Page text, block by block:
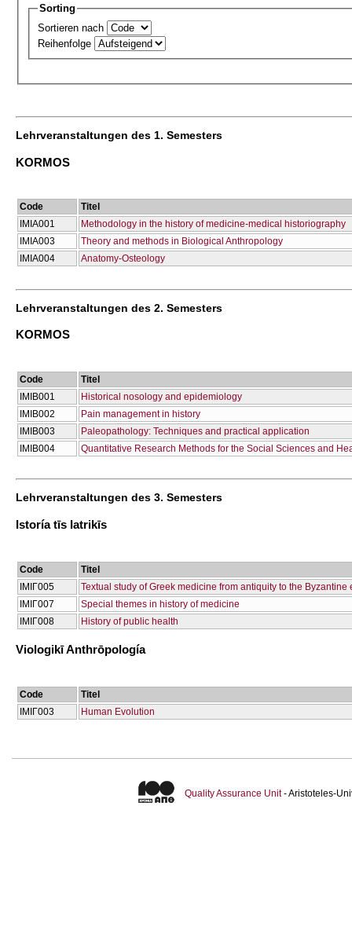
Sorting
Sortieren nach
Reihenfolge
Lehrveranstaltungen des 1. Semesters
KORMOS
Code
Titel
ΙΜΙΑ001
Methodology in the history of medicine-medical historiography
ΙΜΙΑ003
Theory and methods in Biological Anthropology
ΙΜΙΑ004
Anatomy-Osteology
Lehrveranstaltungen des 2. Semesters
KORMOS
Code
Titel
ΙΜΙΒ001
Historical nosology and epidemiology
ΙΜΙΒ002
Pain management in history
ΙΜΙΒ003
Paleopathology: Techniques and practical application
ΙΜΙΒ004
Quantitative Research Methods for the Social Sciences and
Lehrveranstaltungen des 3. Semesters
Istoría tīs Iatrikīs
Code
Titel
ΙΜΙΓ005
Textual study of Greek medicine from antiquity to the Byzantine
ΙΜΙΓ007
Special themes in history of medicine
ΙΜΙΓ008
History of public health
Viologikī Anthrōpología
Code
Titel
ΙΜΙΓ003
Human Evolution
Quality Assurance Unit- Aristoteles-